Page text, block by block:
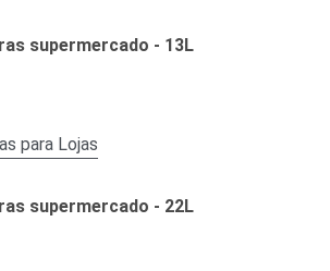
supermercado - 13L
supermercado - 22L